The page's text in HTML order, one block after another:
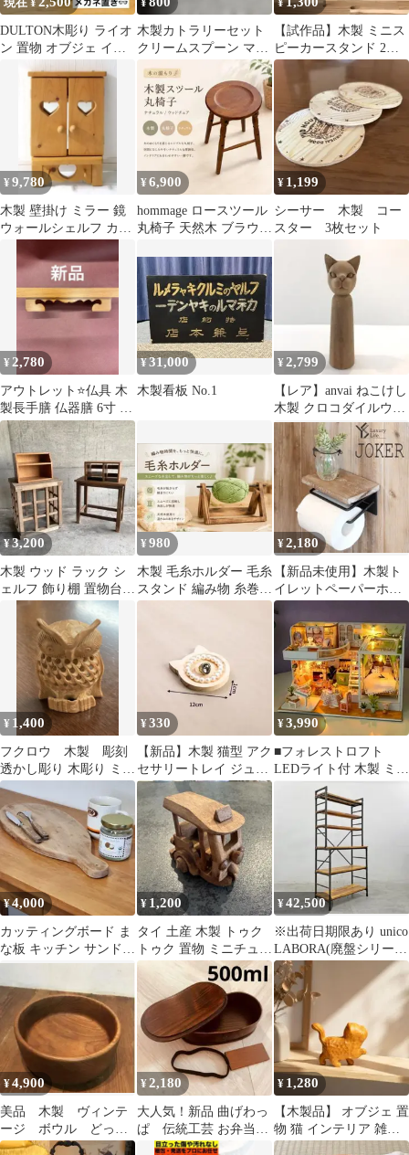
現在 ¥
DULTON木彫り ライオ
ン 置物 オブジェ イン
テリア アニマルメガネ
かけ木製
¥
木製カトラリーセット
クリームスプーン マド
ラー
¥
【試作品】木製 ミニス
ピーカースタンド 2個
セット 卓上 022
¥9,780
木製 壁掛け ミラー 鏡
ウォールシェルフ カン
トリー ナチュラル ハー
¥6,900
hommage ロースツール
丸椅子 天然木 ブラウ
¥ 1,199
シーサー 木製 コー
スター 3枚セット
¥2,780
アウトレット⭐️仏具 木
製長手膳 仏器膳 6寸 欅
新品
¥31,000
木製看板 No.1
¥2,799
【レア】anvai ねこけし
木製 クロコダイルウッ
ドH20.5cm
¥3,200
木製 ウッド ラック シ
ェルフ 飾り棚 置物台
卓上 ナチュラル 2点 レ
¥980
木製 毛糸ホルダー 毛糸
スタンド 編み物 糸巻き
手芸 Mサイズ
¥2,180
【新品未使用】木製ト
イレットペーパーホル
ダー 1連 ジョーカー ア
ンティーク調
¥ 1,400
フクロウ 木製 彫刻
透かし彫り 木彫り ミ
ニ インテリア 梟
owl
¥330
【新品】木製 猫型 アク
セサリートレイ ジュエ
リー 小物入れ 12cm
¥3,990
■フォレストロフト
LEDライト付 木製 ミニ
チュアハウス キット
¥4,000
カッティングボード ま
な板 キッチン サンドイ
ッチ 木製 天然 北欧
¥ 1,200
タイ 土産 木製 トゥク
トゥク 置物 ミニチュア
アジアン雑貨 インテリ
¥42,500
※出荷日期限あり unico
LABORA(廃盤シリー
ズ)トールシェルフ
W900
¥4,900
美品 木製 ヴィンテ
ージ ボウル どっし
りとした くり抜き
¥2,180
大人気！新品 曲げわっ
ぱ 伝統工芸 お弁当箱
曲げわっぱお弁当箱 漆
¥ 1,280
【木製品】 オブジェ 置
物 猫 インテリア 雑貨
ミニチュア ネコ